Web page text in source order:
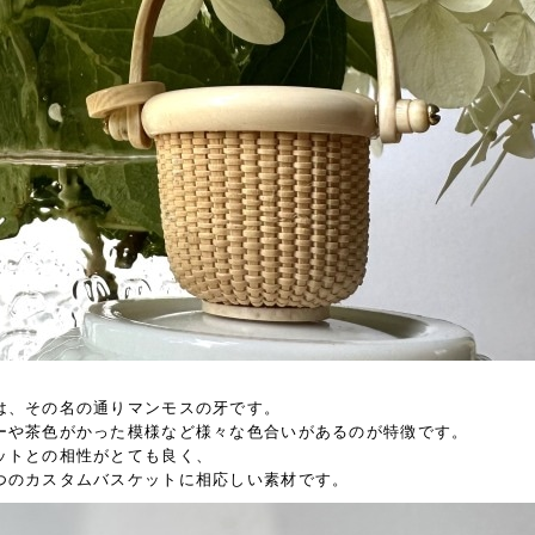
その名の通りマンモスの牙です。
茶色がかった模様など様々な色合いがあるのが特徴です。
との相性がとても良く、
カスタムバスケットに相応しい素材です。